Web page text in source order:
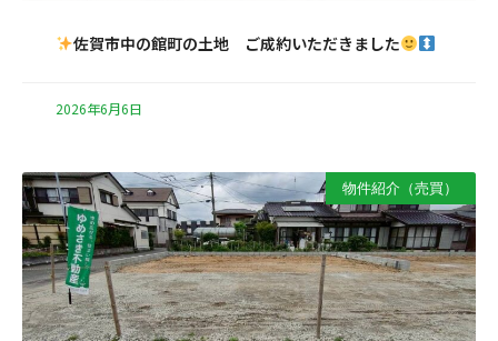
佐賀市中の館町の土地 ご成約いただきました
2026年6月6日
物件紹介（売買）